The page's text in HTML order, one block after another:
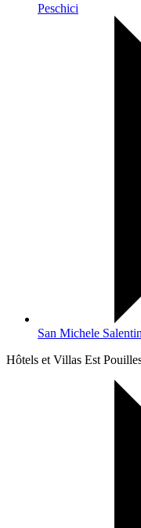
Peschici
San Michele
Hôtels et Villas Est